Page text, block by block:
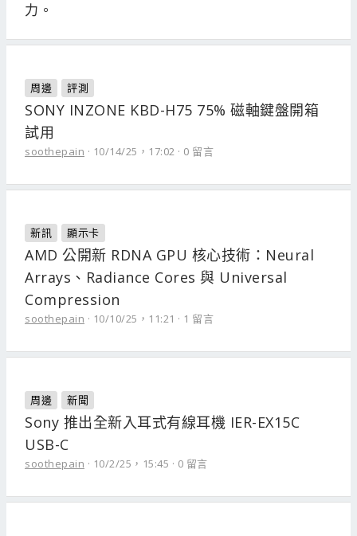
力。
周邊 評測
SONY INZONE KBD-H75 75% 磁軸鍵盤開箱
試用
soothepain 10/14/25，17:02 0 留言
新訊 顯示卡
AMD 公開新 RDNA GPU 核心技術：Neural
Arrays、Radiance Cores 與 Universal
Compression
soothepain 10/10/25，11:21 1 留言
周邊 新聞
Sony 推出全新入耳式有線耳機 IER-EX15C
USB-C
soothepain 10/2/25，15:45 0 留言